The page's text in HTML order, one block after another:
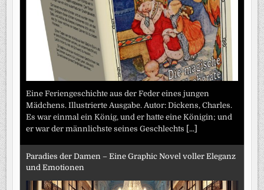
Eine Feriengeschichte aus der Feder eines jungen
Mädchens. Illustrierte Ausgabe. Autor: Dickens, Charles.
Es war einmal ein König, und er hatte eine Königin; und
er war der männlichste seines Geschlechts [...]
Paradies der Damen – Eine Graphic Novel voller Eleganz
und Emotionen